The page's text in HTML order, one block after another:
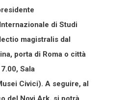
di Studi
magistralis dal
porta di Roma o città
Sala
Civici). A seguire, al